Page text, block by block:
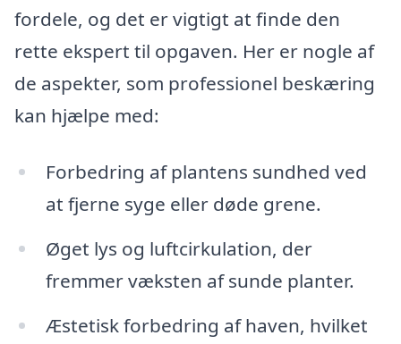
fordele, og det er vigtigt at finde den
rette ekspert til opgaven. Her er nogle af
de aspekter, som professionel beskæring
kan hjælpe med:
Forbedring af plantens sundhed ved
at fjerne syge eller døde grene.
Øget lys og luftcirkulation, der
fremmer væksten af sunde planter.
Æstetisk forbedring af haven, hvilket